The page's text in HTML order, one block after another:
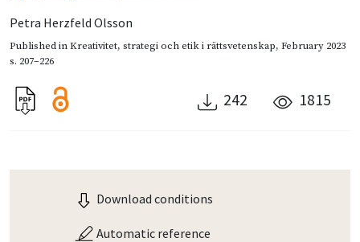
Petra Herzfeld Olsson
Published inKreativitet, strategi och etik i rättsvetenskap, February 2023
s. 207–226
242 1815
Download conditions
Automatic reference